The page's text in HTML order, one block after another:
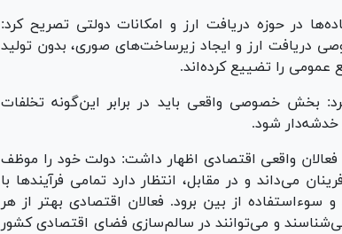
در حوزه دریافت ارز و امکانات دولتی تصریح کرد:
دریافت ارز و ایجاد زیرساخت‌های صوری، بدون تولید
عمومی را تضییع کرده‌اند.
بخش خصوصی واقعی باید در برابر این‌گونه تخلفات
خدشه‌دار شود.
واقعی اقتصادی اظهار داشت: دولت خود را موظف
می‌داند و در مقابل، انتظار دارد تمامی فرآیند‌ها با
از بین برود. فعالان اقتصادی بهتر از هر
و می‌توانند در سالم‌سازی فضای اقتصادی کشور